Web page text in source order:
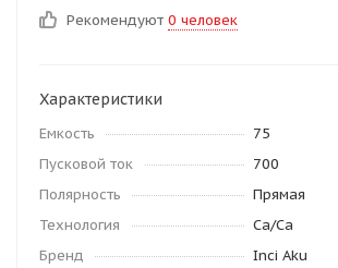
Рекомендуют 0 человек
Характеристики
Емкость
75
Пусковой ток
700
Полярность
Прямая
Технология
Ca/Ca
Бренд
Inci Aku